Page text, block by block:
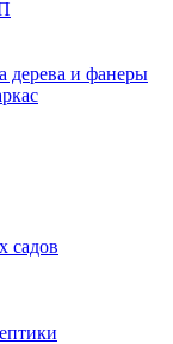
дерева и фанеры
садов